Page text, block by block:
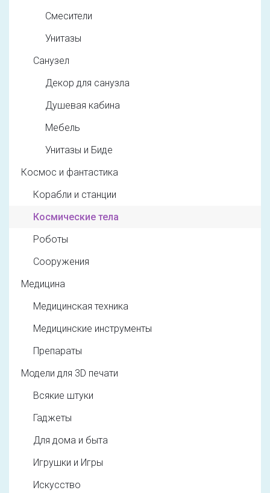
Смесители
Унитазы
Санузел
Декор для санузла
Душевая кабина
Мебель
Унитазы и Биде
Космос и фантастика
Корабли и станции
Космические тела
Роботы
Сооружения
Медицина
Медицинская техника
Медицинские инструменты
Препараты
Модели для 3D печати
Всякие штуки
Гаджеты
Для дома и быта
Игрушки и Игры
Искусство